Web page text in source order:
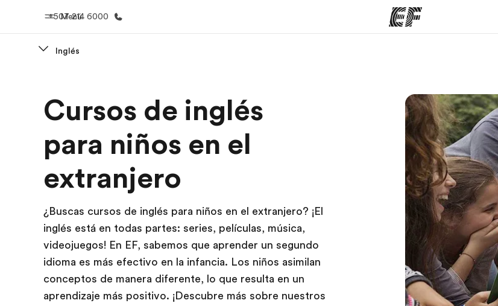
Menú
+507 214 6000
Bienvenido a EF Ver todo lo que hacemos Encuentra una oficina
Inglés
Cursos de inglés
para niños en el
extranjero
¿Buscas cursos de inglés para niños en el extranjero? ¡El
inglés está en todas partes: series, películas, música,
videojuegos! En EF, sabemos que aprender un segundo
idioma es más efectivo en la infancia. Los niños asimilan
conceptos de manera diferente, lo que resulta en un
aprendizaje más positivo. ¡Descubre más sobre nuestros